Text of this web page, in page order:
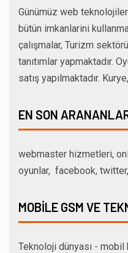
Günümüz web
bütün imkanlarini
çalışmalar, Turizm
tanıtımlar yapmaktadır.
satış yapılmaktadır.
EN SON
webmaster hizmetleri,
oyunlar, facebook,
MOBILE GSM VE
Teknoloji dünyası -